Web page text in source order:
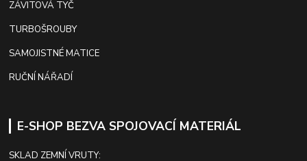
ZÁVITOVÁ TYČ
TURBOŠROUBY
SAMOJISTNÉ MATICE
RUČNÍ NÁŘADÍ
E-SHOP BEZVA SPOJOVACÍ MATERIÁL
SKLAD ZEMNÍ VRUTY: